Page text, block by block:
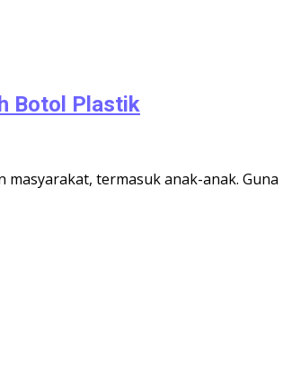
Botol Plastik
termasuk anak-anak.